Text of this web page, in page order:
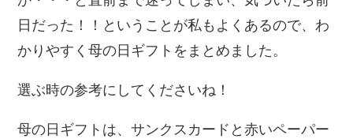
日だった！！ということが私もよくあるので、わ
かりやすく母の日ギフトをまとめました。
選ぶ時の参考にしてくださいね！
母の日ギフトは、サンクスカードと赤いペーパー